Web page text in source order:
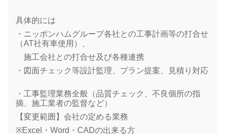
具体的には
・ニッポンハムグループ各社との工事計画等の打合せ
（AT社有車使用）、
施工会社との打合せ及び各種連携
・図面チェック等設計監理、プラン提案、見積り対応
・工事監理業務全般（品質チェック、不良個所の指
摘、施工業者の監督など）
【変更範囲】会社の定める業務
※Excel・Word・CADの出来る方